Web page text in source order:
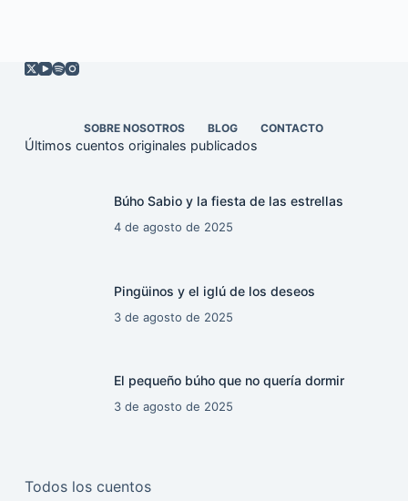
SOBRE NOSOTROS BLOG CONTACTO
Últimos cuentos originales publicados
Búho Sabio y la fiesta de las estrellas
4 de agosto de 2025
Pingüinos y el iglú de los deseos
3 de agosto de 2025
El pequeño búho que no quería dormir
3 de agosto de 2025
Todos los cuentos